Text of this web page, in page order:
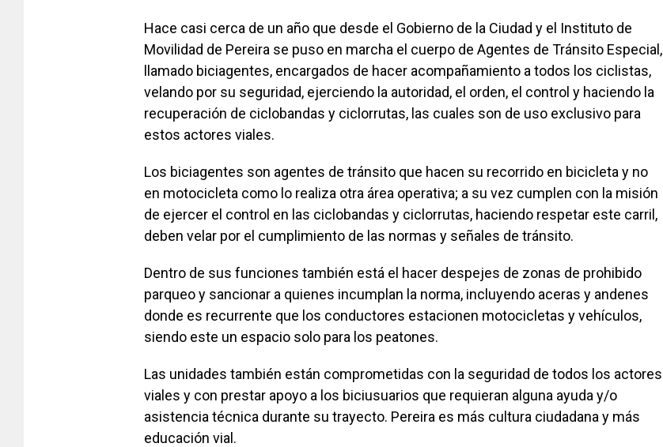
Hace casi cerca de un año que desde el Gobierno de la Ciudad y el Instituto de
Movilidad de Pereira se puso en marcha el cuerpo de Agentes de Tránsito Especial,
llamado biciagentes, encargados de hacer acompañamiento a todos los ciclistas,
velando por su seguridad, ejerciendo la autoridad, el orden, el control y haciendo la
recuperación de ciclobandas y ciclorrutas, las cuales son de uso exclusivo para
estos actores viales.
Los biciagentes son agentes de tránsito que hacen su recorrido en bicicleta y no
en motocicleta como lo realiza otra área operativa; a su vez cumplen con la misión
de ejercer el control en las ciclobandas y ciclorrutas, haciendo respetar este carril,
deben velar por el cumplimiento de las normas y señales de tránsito.
Dentro de sus funciones también está el hacer despejes de zonas de prohibido
parqueo y sancionar a quienes incumplan la norma, incluyendo aceras y andenes
donde es recurrente que los conductores estacionen motocicletas y vehículos,
siendo este un espacio solo para los peatones.
Las unidades también están comprometidas con la seguridad de todos los actores
viales y con prestar apoyo a los biciusuarios que requieran alguna ayuda y/o
asistencia técnica durante su trayecto. Pereira es más cultura ciudadana y más
educación vial.